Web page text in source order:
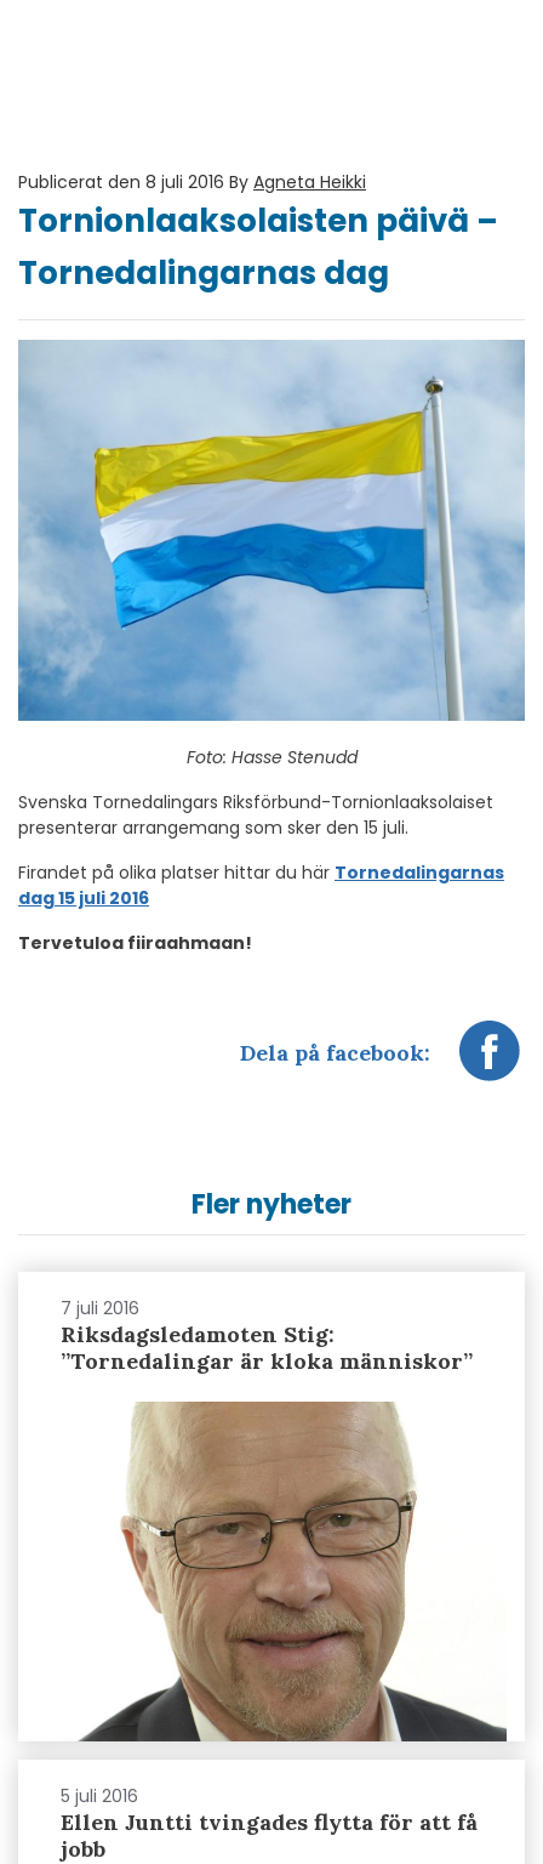
Publicerat den 8 juli 2016 By Agneta Heikki
Tornionlaaksolaisten päivä –
Tornedalingarnas dag
Foto: Hasse Stenudd
Svenska Tornedalingars Riksförbund-Tornionlaaksolaiset
presenterar arrangemang som sker den 15 juli.
Firandet på olika platser hittar du här Tornedalingarnas
dag 15 juli 2016
Tervetuloa fiiraahmaan!
Dela på facebook:
Fler nyheter
7 juli 2016
Riksdagsledamoten Stig:
”Tornedalingar är kloka människor”
5 juli 2016
Ellen Juntti tvingades flytta för att få
jobb